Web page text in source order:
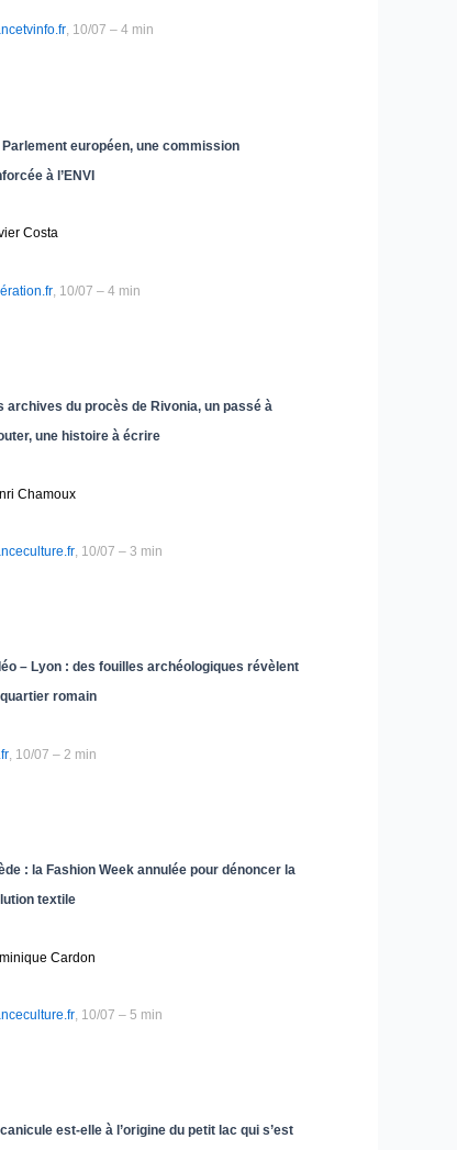
, 10/07 – 4 min
Parlement européen, une commission
à l’ENVI
Costa
, 10/07 – 4 min
archives du procès de Rivonia, un passé à
une histoire à écrire
Chamoux
, 10/07 – 3 min
– Lyon : des fouilles archéologiques révèlent
romain
, 10/07 – 2 min
: la Fashion Week annulée pour dénoncer la
textile
Cardon
, 10/07 – 5 min
est-elle à l’origine du petit lac qui s’est